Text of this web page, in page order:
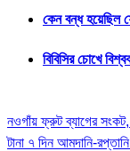
কেন বন্ধ হয়েছিল
বিবিসির চোখে
নওগাঁয় ফ্রুট ব্যাগের সংকট,
টানা ৭ দিন আমদানি-